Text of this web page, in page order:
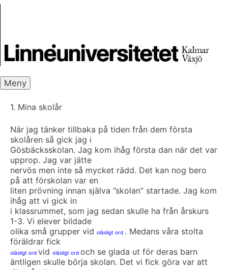
Meny
1. Mina skolår
När jag tänker tillbaka på tiden från dem första
skolåren så gick jag i
Gösbäcksskolan. Jag kom ihåg första dan när det var
upprop. Jag var jätte
nervös men inte så mycket rädd. Det kan nog bero
på att förskolan var en
liten prövning innan själva ”skolan” startade. Jag kom
ihåg att vi gick in
i klassrummet, som jag sedan skulle ha från årskurs
1-3. Vi elever bildade
olika små grupper vid oläsligt ord . Medans våra stolta
föräldrar fick
oläsligt ord vid oläsligt ord och se glada ut för deras barn
äntligen skulle börja skolan. Det vi fick göra var att